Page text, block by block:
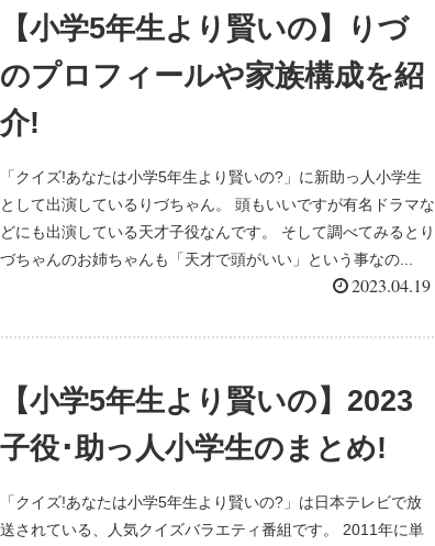
【小学5年生より賢いの】りづ
のプロフィールや家族構成を紹
介!
「クイズ!あなたは小学5年生より賢いの?」に新助っ人小学生
として出演しているりづちゃん。 頭もいいですが有名ドラマな
どにも出演している天才子役なんです。 そして調べてみるとり
づちゃんのお姉ちゃんも「天才で頭がいい」という事なの...
2023.04.19
【小学5年生より賢いの】2023
子役･助っ人小学生のまとめ!
「クイズ!あなたは小学5年生より賢いの?」は日本テレビで放
送されている、人気クイズバラエティ番組です。 2011年に単